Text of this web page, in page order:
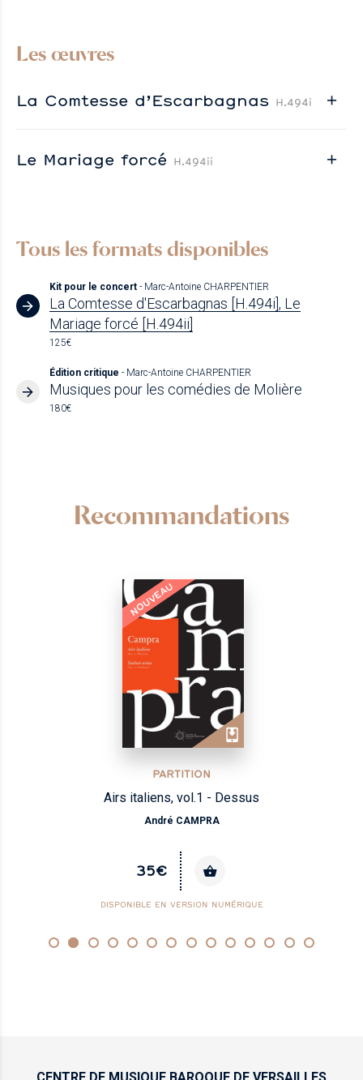
Les œuvres
La Comtesse d’Escarbagnas H.494i
Le Mariage forcé H.494ii
Tous les formats disponibles
Kit pour le concert - Marc-Antoine CHARPENTIER
La Comtesse d'Escarbagnas [H.494i], Le
Mariage forcé [H.494ii]
125€
Édition critique - Marc-Antoine CHARPENTIER
Musiques pour les comédies de Molière
180€
Recommandations
NOUVEAU
PARTITION
Airs italiens, vol.1 - Dessus
André CAMPRA
35€
DISPONIBLE EN VERSION NUMÉRIQUE